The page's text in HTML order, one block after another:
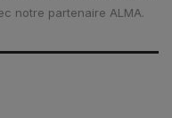
notre partenaire ALMA.